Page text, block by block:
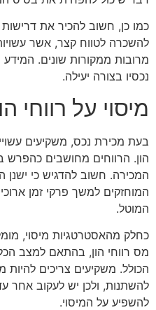
כמו כן, חשוב להכיר את דרישות
להשכרה לטווח קצר, אשר
מרובות ממקורות שונים. המידע
נכסיו בצורה יעילה.
מיסוי על רווחי
בעת מכירת נכס, משקיעים
הון. הרווחים מחושבים כהפרש
המכירה. חשוב להדגיש כי ישנן
המוחזקים למשך פרקי זמן
המוטל.
כחלק מהאסטרטגיות מיסוי,
מס רווחי הון, בהתאם למצב
הכולל. משקיעים צריכים להיות
להשתנות, ולכן יש לעקוב אחר
להשפיע על המיסוי.